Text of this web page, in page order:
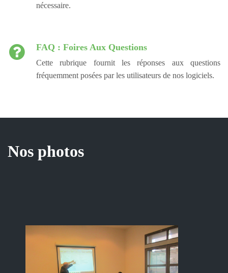
nécessaire.
FAQ : Foires Aux Questions
Cette rubrique fournit les réponses aux questions
fréquemment posées par les utilisateurs de nos logiciels.
Nos photos